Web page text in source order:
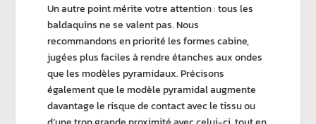
Un autre point mérite votre attention : tous les
baldaquins ne se valent pas. Nous
recommandons en priorité lesformes cabine,
jugées plus faciles à rendre étanches aux ondes
que lesmodèles pyramidaux. Précisons
également que le modèle pyramidal augmente
davantage le risque de contact avec le tissu ou